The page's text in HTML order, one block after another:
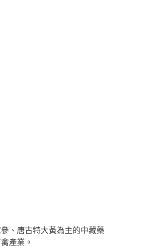
、唐古特大黃為主的中藏藥
產業。